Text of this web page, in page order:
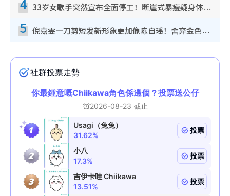
4 33岁女歌手突然宣布全面停工！断崖式暴瘦疑身体亮红灯！声明曝：将暂时淡出
5 倪嘉雯一刀剪短发新形象更加像陈自瑶！舍弃金色长发造型气质大变超惊喜